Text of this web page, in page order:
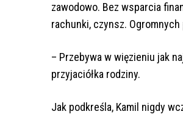
zawodowo. Bez wsparcia
rachunki, czynsz.
– Przebywa w więzieniu jak
przyjaciółka rodziny.
Jak podkreśla, Kamil nigdy